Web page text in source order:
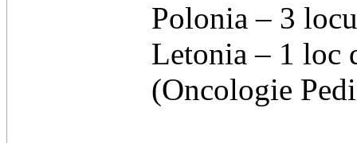
Polonia – 3
Letonia – 1 loc
(Oncologie